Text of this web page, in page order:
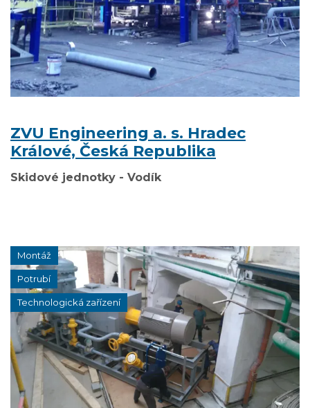
ZVU Engineering a. s. Hradec
Králové, Česká Republika
Skidové jednotky - Vodík
Montáž
Potrubí
Technologická zařízení